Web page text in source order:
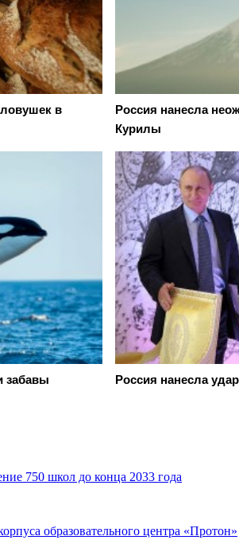
ловушек в
Россия нанесла
Курилы
забавы Россия нанесла
750 школ до конца 2033 года
образовательного центра «Протон»